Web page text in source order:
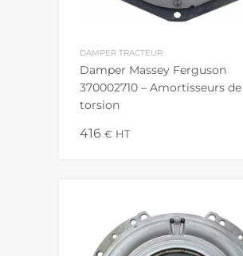
DAMPER TRACTEUR
Damper Massey Ferguson
370002710 – Amortisseurs de
torsion
416 € HT